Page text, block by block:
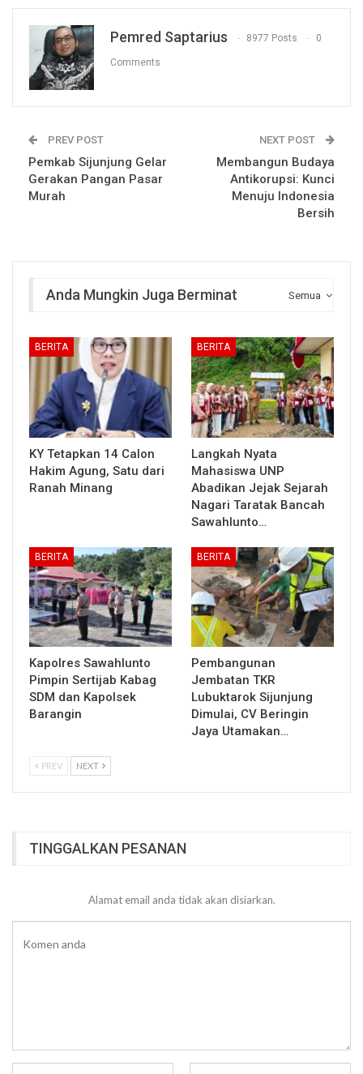
Pemred Saptarius 8977 Posts 0
Comments
PREV POST
Pemkab Sijunjung Gelar
Gerakan Pangan Pasar
Murah
NEXT POST
Membangun Budaya
Antikorupsi: Kunci
Menuju Indonesia
Bersih
Semua
Anda Mungkin Juga Berminat
BERITA
KY Tetapkan 14 Calon
Hakim Agung, Satu dari
Ranah Minang
BERITA
Langkah Nyata
Mahasiswa UNP
Abadikan Jejak Sejarah
Nagari Taratak Bancah
Sawahlunto…
BERITA
Kapolres Sawahlunto
Pimpin Sertijab Kabag
SDM dan Kapolsek
Barangin
BERITA
Pembangunan
Jembatan TKR
Lubuktarok Sijunjung
Dimulai, CV Beringin
Jaya Utamakan…
PREV NEXT
TINGGALKAN PESANAN
Alamat email anda tidak akan disiarkan.